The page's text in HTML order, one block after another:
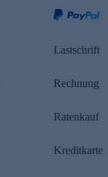
Lastschrift
Rechnung
Ratenkauf
Kreditkarte